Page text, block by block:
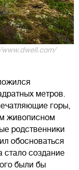
метров.
горы,
живописном
родственники
обосноваться
стало создание
были бы